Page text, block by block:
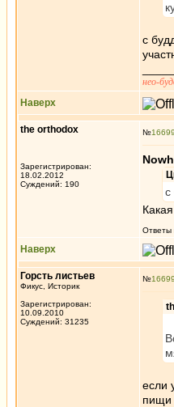
с
нео-
Наверх
the orthodox
Зарегистрирован:
18.02.2012
Суждений: 190
№
с
Ответы
Наверх
Горсть листьев
Фикус, Историк
Зарегистрирован:
10.09.2010
Суждений: 31235
№
если
пищи